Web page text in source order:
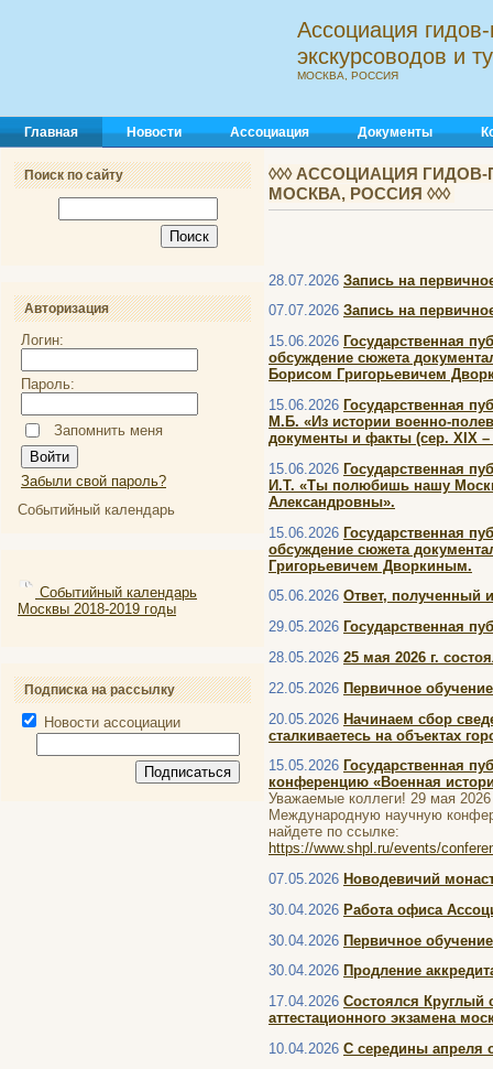
Ассоциация
экскурсоводов и
МОСКВА, РОССИЯ
Главная Новости Ассоциация Документы
Поиск по сайту
Авторизация
Логин:
Пароль:
Запомнить меня
Забыли свой пароль?
Событийный календарь
Событийный календарь
Москвы 2018-2019 годы
Подписка на рассылку
Новости ассоциации
◊◊◊ АССОЦИАЦИЯ
МОСКВА, РОССИЯ ◊◊◊
28.07.2026 Запись на
07.07.2026 Запись на
15.06.2026 Государственная
обсуждение сюжета
Борисом Григорьевичем
15.06.2026 Государственная
М.Б. «Из истории военно-
документы и факты (сер. XIX –
15.06.2026 Государственная
И.Т. «Ты полюбишь нашу
Александровны».
15.06.2026 Государственная
обсуждение сюжета
Григорьевичем Дворкиным.
05.06.2026 Ответ, полученный
29.05.2026 Государственная
28.05.2026 25 мая 2026 г.
22.05.2026 Первичное
20.05.2026 Начинаем сбор
сталкиваетесь на объектах
15.05.2026 Государственная
конференцию «Военная
Уважаемые коллеги! 29 мая 2026
Международную научную
найдете по ссылке:
https://www.shpl.ru/events/
07.05.2026 Новодевичий
30.04.2026 Работа офиса
30.04.2026 Первичное
30.04.2026 Продление
17.04.2026 Состоялся Круглый
аттестационного экзамена
10.04.2026 С середины апреля